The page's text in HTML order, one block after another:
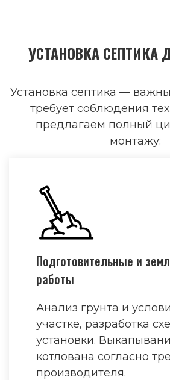
УСТАНОВКА СЕПТИКА
Установка септика —
требует соблюдения
предлагаем полный
монтажу:
Подготовительные и
работы
Анализ грунта и
участке, разработка
установки.
котлована согласно
производителя.